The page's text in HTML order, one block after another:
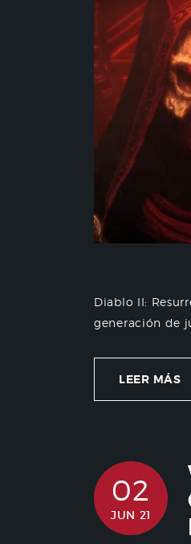
Diablo II:
generación de
LEER MÁS
02
JUN 21